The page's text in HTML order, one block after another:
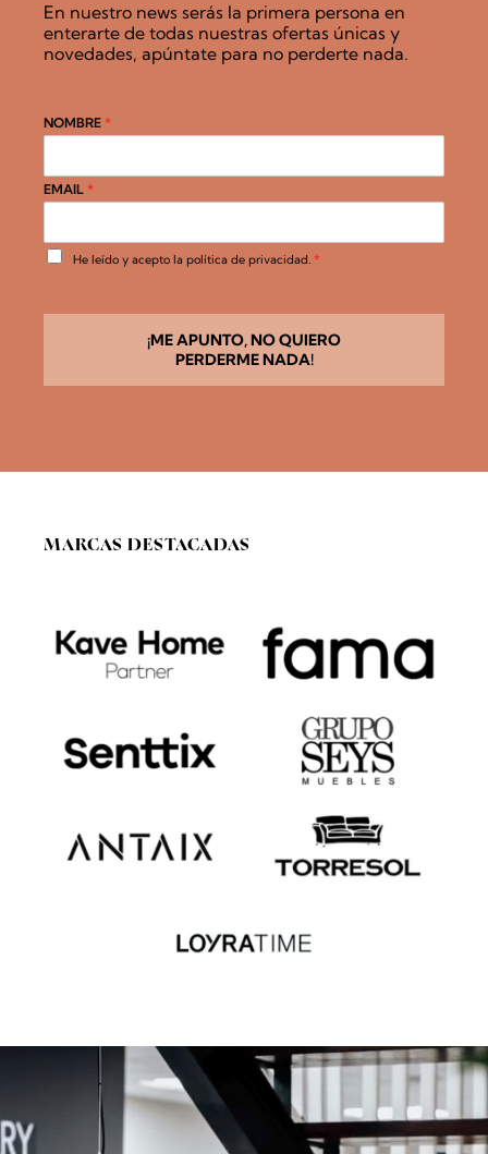
En nuestro news serás la primera persona en
enterarte de todas nuestras ofertas únicas y
novedades, apúntate para no perderte nada.
NOMBRE *
EMAIL *
A
G
He leído y acepto la política de privacidad. *
¡ME APUNTO, NO QUIERO
PERDERME NADA!
MARCAS DESTACADAS